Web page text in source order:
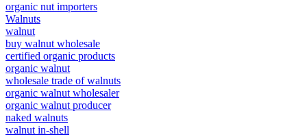
organic nut importers
Walnuts
walnut
buy walnut wholesale
certified organic products
organic walnut
wholesale trade of walnuts
organic walnut wholesaler
organic walnut producer
naked walnuts
walnut in-shell